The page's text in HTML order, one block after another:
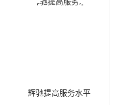
辉驰提高服务水平